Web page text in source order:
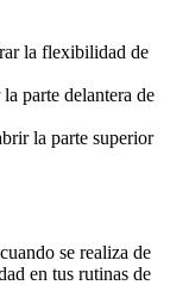
la flexibilidad de
parte delantera de
la parte superior
se realiza de
en tus rutinas de